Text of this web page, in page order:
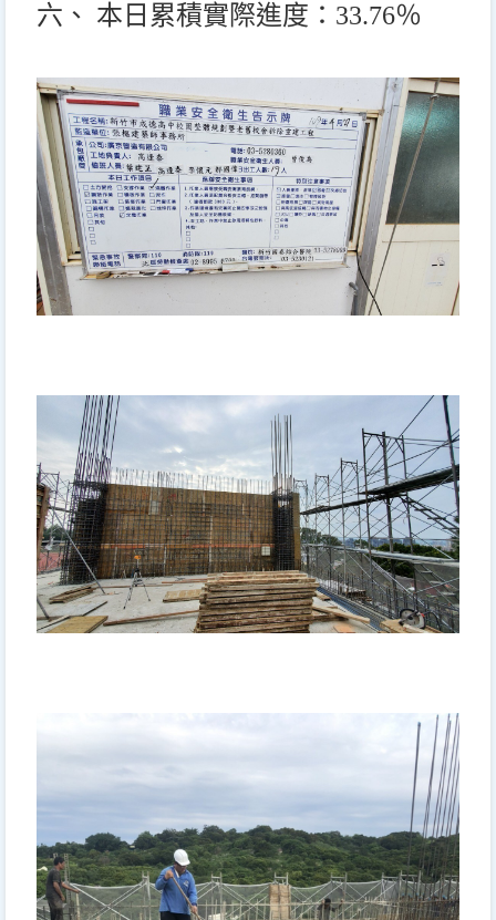
六、 本日累積實際進度：33.76％